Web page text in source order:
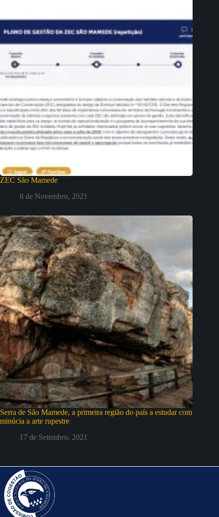
ZEC São Mamede
8 de Novembro, 2021
Serra de São Mamede, a primeira região do país a estudar com
minúcia a arte rupestre
17 de Setembro, 2021